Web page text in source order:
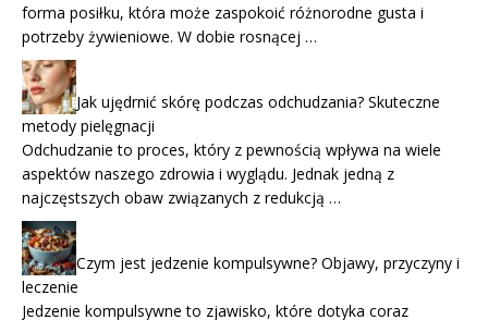
forma posiłku, która może zaspokoić różnorodne gusta i
potrzeby żywieniowe. W dobie rosnącej …
Jak ujędrnić skórę podczas odchudzania? Skuteczne
metody pielęgnacji
Odchudzanie to proces, który z pewnością wpływa na wiele
aspektów naszego zdrowia i wyglądu. Jednak jedną z
najczęstszych obaw związanych z redukcją …
Czym jest jedzenie kompulsywne? Objawy, przyczyny i
leczenie
Jedzenie kompulsywne to zjawisko, które dotyka coraz